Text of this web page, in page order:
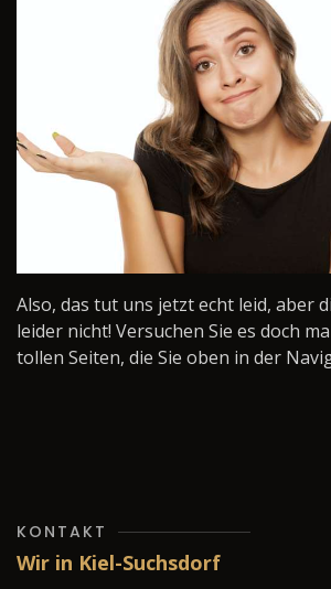
Also, das tut uns jetzt echt leid, aber
leider nicht! Versuchen Sie es doch
tollen Seiten, die Sie oben in der
KONTAKT
Wir in Kiel-Suchsdorf